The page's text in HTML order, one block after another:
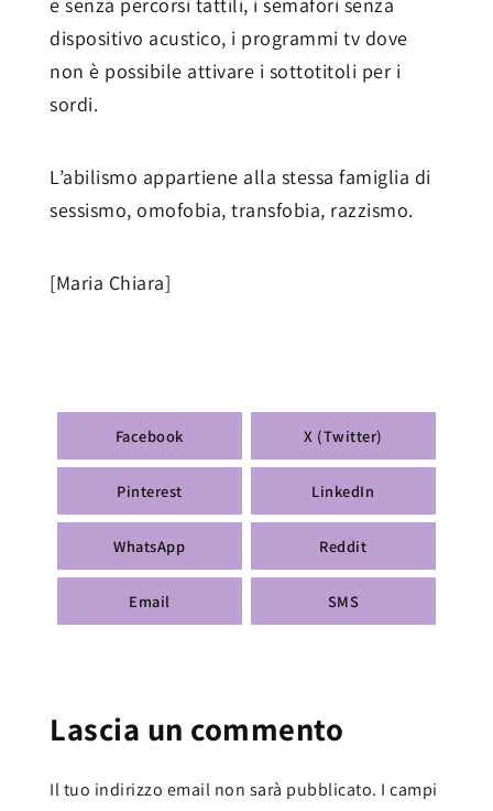
e senza percorsi tattili, i semafori senza
dispositivo acustico, i programmi tv dove
non è possibile attivare i sottotitoli per i
sordi.
L’abilismo appartiene alla stessa famiglia di
sessismo, omofobia, transfobia, razzismo.
[Maria Chiara]
Facebook X (Twitter)
Pinterest LinkedIn
WhatsApp Reddit
Email SMS
Lascia un commento
Il tuo indirizzo email non sarà pubblicato. I campi